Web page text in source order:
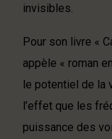
invisibles.
Pour son livre «
appèle « roman
le potentiel de la
l’effet que les
puissance des